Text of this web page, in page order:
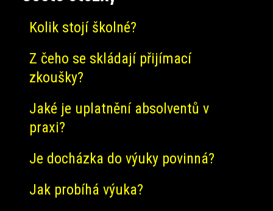
Kolik stojí školné?
Z čeho se skládají přijímací
zkoušky?
Jaké je uplatnění absolventů v
praxi?
Je docházka do výuky povinná?
Jak probíhá výuka?